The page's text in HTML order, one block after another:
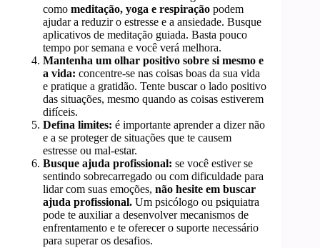
como meditação, yoga e respiração podem
ajudar a reduzir o estresse e a ansiedade. Busque
aplicativos de meditação guiada. Basta pouco
tempo por semana e você verá melhora.
Mantenha um olhar positivo sobre si mesmo e
a vida: concentre-se nas coisas boas da sua vida
e pratique a gratidão. Tente buscar o lado positivo
das situações, mesmo quando as coisas estiverem
difíceis.
Defina limites: é importante aprender a dizer não
e a se proteger de situações que te causem
estresse ou mal-estar.
Busque ajuda profissional: se você estiver se
sentindo sobrecarregado ou com dificuldade para
lidar com suas emoções, não hesite em buscar
ajuda profissional. Um psicólogo ou psiquiatra
pode te auxiliar a desenvolver mecanismos de
enfrentamento e te oferecer o suporte necessário
para superar os desafios.